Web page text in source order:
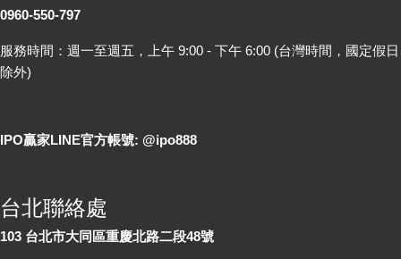
0960-550-797
服務時間：週一至週五，上午 9:00 - 下午 6:00 (台灣時間，國定假日
除外)
IPO贏家LINE官方帳號: @ipo888
台北聯絡處
103 台北市大同區重慶北路二段48號